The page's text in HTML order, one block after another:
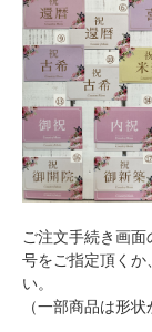
ご注文手続き画
号をご指定頂くか
い。
（一部商品は形